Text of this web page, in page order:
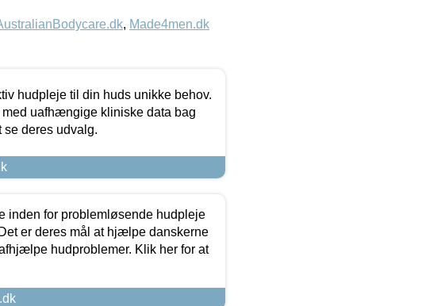
, Made4men.dk
hudpleje til din huds unikke behov.
med uafhængige kliniske data bag
se deres udvalg.
inden for problemløsende hudpleje
er deres mål at hjælpe danskerne
hudproblemer. Klik her for at